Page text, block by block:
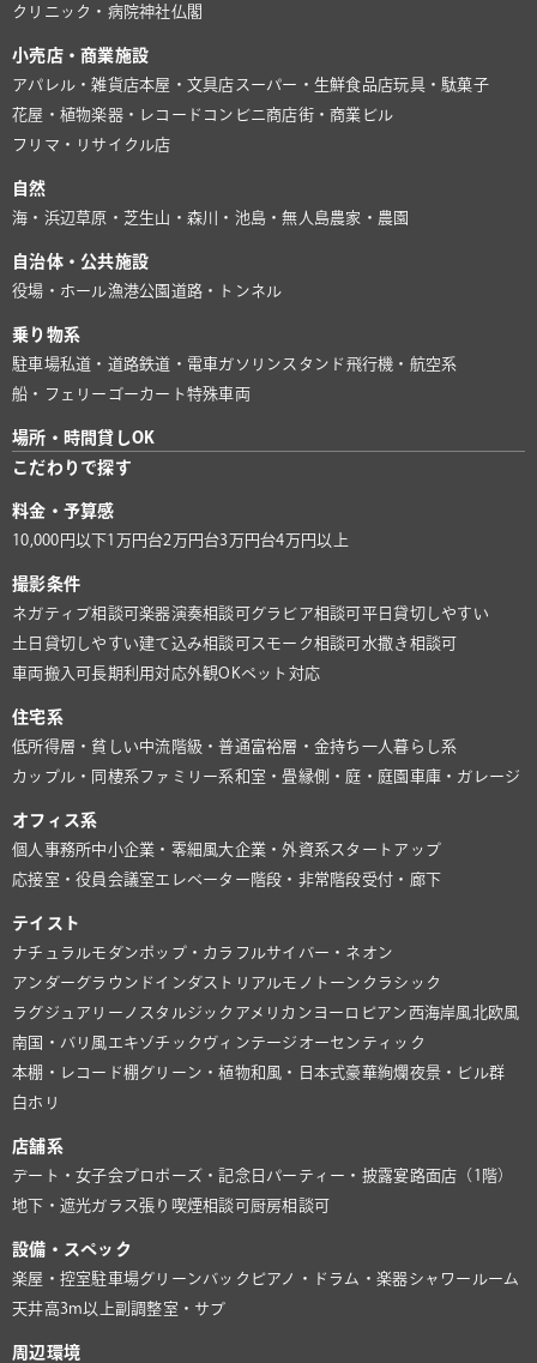
クリニック・病院神社仏閣
小売店・商業施設
アパレル・雑貨店本屋・文具店 スーパー・生鮮食品店玩具・駄菓子
花屋・植物楽器・レコード コンビニ商店街・商業ビル
フリマ・リサイクル店
自然
海・浜辺 草原・芝生山・森川・池島・無人島農家・農園
自治体・公共施設
役場・ホール漁港公園 道路・トンネル
乗り物系
駐車場私道・道路鉄道・電車 ガソリンスタンド 飛行機・航空系
船・フェリー ゴーカート特殊車両
場所・時間貸しOK
こだわりで探す
料金・予算感
10,000円以下1万円台2万円台3万円台4万円以上
撮影条件
ネガティブ相談可楽器演奏相談可 グラビア相談可 平日貸切しやすい
土日貸切しやすい建て込み相談可 スモーク相談可 水撒き相談可
車両搬入可長期利用対応外観OKペット対応
住宅系
低所得層・貧しい中流階級・普通富裕層・金持ち 一人暮らし系
カップル・同棲系ファミリー系和室・畳縁側・庭・庭園 車庫・ガレージ
オフィス系
個人事務所中小企業・零細風大企業・外資系スタートアップ
応接室・役員会議室 エレベーター 階段・非常階段受付・廊下
テイスト
ナチュラルモダンポップ・カラフルサイバー・ネオン
アンダーグラウンド インダストリアルモノトーン クラシック
ラグジュアリー ノスタルジック アメリカン ヨーロピアン 西海岸風北欧風
南国・バリ風 エキゾチック ヴィンテージ オーセンティック
本棚・レコード棚グリーン・植物和風・日本式豪華絢爛夜景・ビル群
白ホリ
店舗系
デート・女子会プロポーズ・記念日 パーティー・披露宴路面店（1階）
地下・遮光ガラス張り 喫煙相談可 厨房相談可
設備・スペック
楽屋・控室駐車場グリーンバック ピアノ・ドラム・楽器シャワールーム
天井高3m以上副調整室・サブ
周辺環境